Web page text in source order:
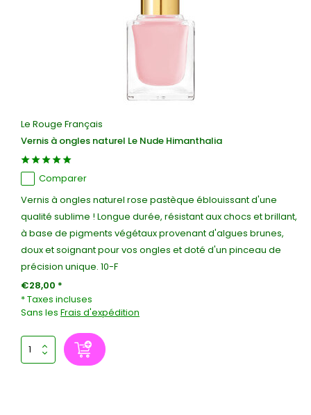
Le Rouge Français
Vernis à ongles naturel Le Nude Himanthalia
Comparer
Vernis à ongles naturel rose pastèque éblouissant d'une
qualité sublime ! Longue durée, résistant aux chocs et brillant,
à base de pigments végétaux provenant d'algues brunes,
doux et soignant pour vos ongles et doté d'un pinceau de
précision unique. 10-F
€28,00 *
* Taxes incluses
Sans les Frais d'expédition